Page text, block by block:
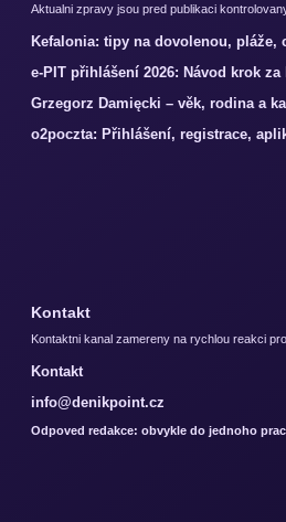
Aktualni zpravy jsou pred publikaci
Kefalonia: tipy na dovolenou, pláže,
e-PIT přihlášení 2026: Návod krok
Grzegorz Damięcki – věk, rodina a
o2poczta: Přihlášení, registrace,
Kontakt
Kontaktni kanal zamereny na rychlou reakci
Kontakt
info@denikpoint.cz
Odpoved redakce: obvykle do jednoho